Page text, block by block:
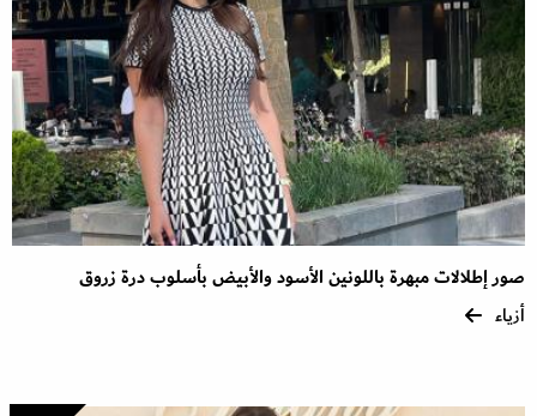
صور إطلالات مبهرة باللونين الأسود والأبيض بأسلوب درة زروق
أزياء